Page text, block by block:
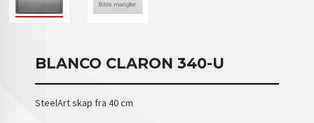
BLANCO CLARON 340-U
SteelArt skap fra 40 cm